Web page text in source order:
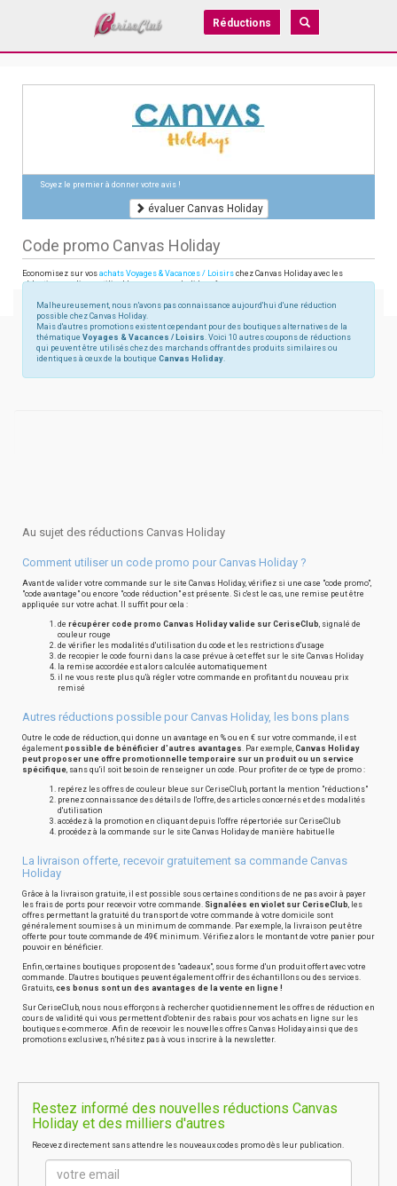
Réductions
Soyez le premier à donner votre avis !
évaluer Canvas Holiday
Code promo Canvas Holiday
Economisez sur vos achats Voyages & Vacances / Loisirs chez Canvas Holiday avec les
réductions en ligne utilisables sur canvasholidays.fr
Malheureusement, nous n'avons pas connaissance aujourd'hui d'une réduction
possible chez Canvas Holiday.
Mais d'autres promotions existent cependant pour des boutiques alternatives de la
thématique Voyages & Vacances / Loisirs. Voici 10 autres coupons de réductions
qui peuvent être utilisés chez des marchands offrant des produits similaires ou
identiques à ceux de la boutique Canvas Holiday.
Au sujet des réductions Canvas Holiday
Comment utiliser un code promo pour Canvas Holiday ?
Avant de valider votre commande sur le site Canvas Holiday, vérifiez si une case "code promo",
"code avantage" ou encore "code réduction" est présente. Si c'est le cas, une remise peut être
appliquée sur votre achat. Il suffit pour cela :
de récupérer code promo Canvas Holiday valide sur CeriseClub, signalé de
couleur rouge
de vérifier les modalités d'utilisation du code et les restrictions d'usage
de recopier le code fourni dans la case prévue à cet effet sur le site Canvas Holiday
la remise accordée est alors calculée automatiquement
il ne vous reste plus qu'à régler votre commande en profitant du nouveau prix
remisé
Autres réductions possible pour Canvas Holiday, les bons plans
Outre le code de réduction, qui donne un avantage en % ou en € sur votre commande, il est
également possible de bénéficier d'autres avantages. Par exemple, Canvas Holiday
peut proposer une offre promotionnelle temporaire sur un produit ou un service
spécifique, sans qu'il soit besoin de renseigner un code. Pour profiter de ce type de promo :
repérez les offres de couleur bleue sur CeriseClub, portant la mention "réductions"
prenez connaissance des détails de l'offre, des articles concernés et des modalités
d'utilisation
accédez à la promotion en cliquant depuis l'offre répertoriée sur CeriseClub
procédez à la commande sur le site Canvas Holiday de manière habituelle
La livraison offerte, recevoir gratuitement sa commande Canvas
Holiday
Grâce à la livraison gratuite, il est possible sous certaines conditions de ne pas avoir à payer
les frais de ports pour recevoir votre commande. Signalées en violet sur CeriseClub, les
offres permettant la gratuité du transport de votre commande à votre domicile sont
généralement soumises à un minimum de commande. Par exemple, la livraison peut être
offerte pour toute commande de 49€ minimum. Vérifiez alors le montant de votre panier pour
pouvoir en bénéficier.
Enfin, certaines boutiques proposent des "cadeaux", sous forme d'un produit offert avec votre
commande. D'autres boutiques peuvent également offrir des échantillons ou des services.
Gratuits, ces bonus sont un des avantages de la vente en ligne !
Sur CeriseClub, nous nous efforçons à rechercher quotidiennement les offres de réduction en
cours de validité qui vous permettent d'obtenir des rabais pour vos achats en ligne sur les
boutiques e-commerce. Afin de recevoir les nouvelles offres Canvas Holiday ainsi que des
promotions exclusives, n'hésitez pas à vous inscrire à la newsletter.
Restez informé des nouvelles réductions Canvas
Holiday et des milliers d'autres
Recevez directement sans attendre les nouveaux codes promo dès leur publication.